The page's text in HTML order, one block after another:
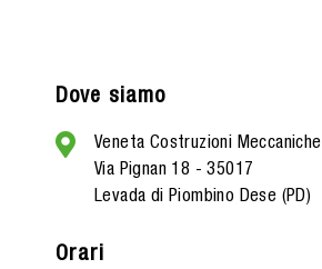
Dove siamo
Veneta Costruzioni Meccaniche
Via Pignan 18 - 35017
Levada di Piombino Dese (PD)
Orari